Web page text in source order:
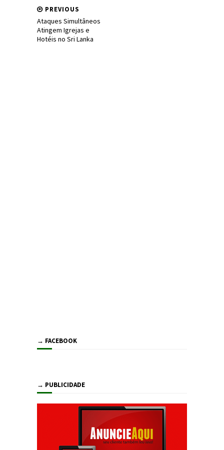
PREVIOUS
Ataques Simultâneos
Atingem Igrejas e
Hotéis no Sri Lanka
→ FACEBOOK
→ PUBLICIDADE